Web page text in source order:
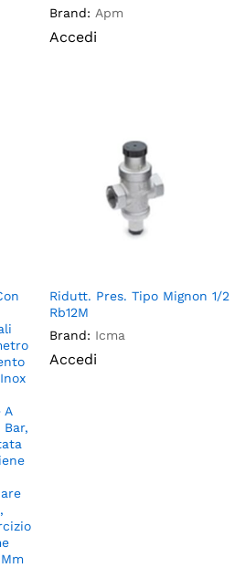
Brand: Apm
Accedi
A
Bar,
Ridutt. Pres. Tipo Mignon 1/2
Rb12M
Brand: Icma
Accedi